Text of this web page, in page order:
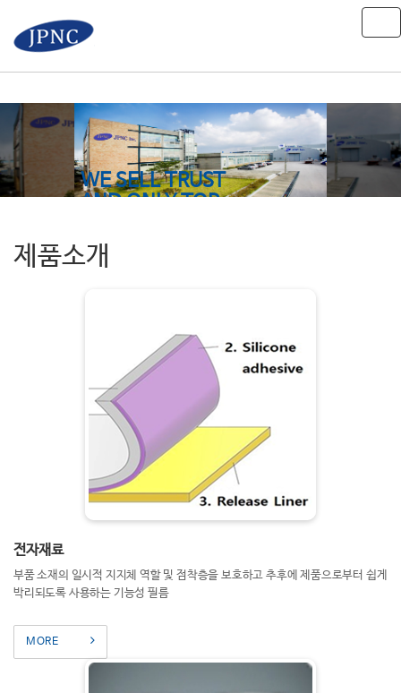
WE SELL TRUST
AND ONLY TOP
JPNC
제품소개
전자재료
부품 소재의 일시적 지지체 역할 및 점착층을 보호하고 추후에 제품으로부터 쉽게
박리되도록 사용하는 기능성 필름
MORE